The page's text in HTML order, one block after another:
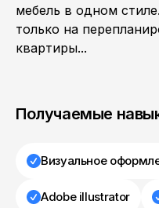
мебель в одном
только на
квартиры...
Получаемые
Визуальное
Adobe illustrator